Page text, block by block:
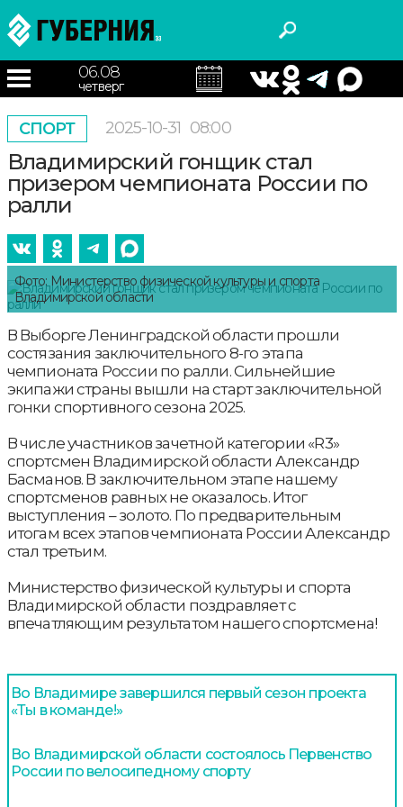
06.08
четверг
СПОРТ 2025-10-31 08:00
Владимирский гонщик стал
призером чемпионата России по
ралли
Фото: Министерство физической культуры и спорта
Владимирской области
В Выборге Ленинградской области прошли
состязания заключительного 8-го этапа
чемпионата России по ралли. Сильнейшие
экипажи страны вышли на старт заключительной
гонки спортивного сезона 2025.
В числе участников зачетной категории «R3»
спортсмен Владимирской области Александр
Басманов. В заключительном этапе нашему
спортсменов равных не оказалось. Итог
выступления – золото. По предварительным
итогам всех этапов чемпионата России Александр
стал третьим.
Министерство физической культуры и спорта
Владимирской области поздравляет с
впечатляющим результатом нашего спортсмена!
Во Владимире завершился первый сезон проекта
«Ты в команде!»
Во Владимирской области состоялось Первенство
России по велосипедному спорту